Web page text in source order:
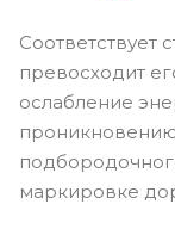
Соответствует
превосходит
ослабление
маркировке